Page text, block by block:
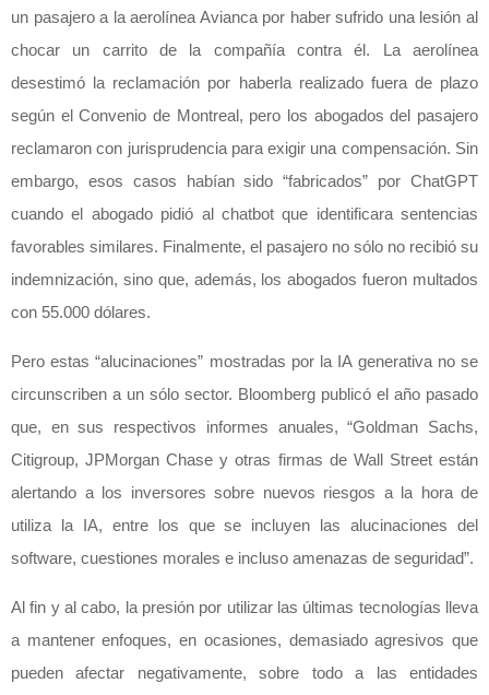
un pasajero a la aerolínea Avianca por haber sufrido una lesión al
chocar un carrito de la compañía contra él. La aerolínea
desestimó la reclamación por haberla realizado fuera de plazo
según el Convenio de Montreal, pero los abogados del pasajero
reclamaron con jurisprudencia para exigir una compensación. Sin
embargo, esos casos habían sido “fabricados” por ChatGPT
cuando el abogado pidió al chatbot que identificara sentencias
favorables similares. Finalmente, el pasajero no sólo no recibió su
indemnización, sino que, además, los abogados fueron multados
con 55.000 dólares.
Pero estas “alucinaciones” mostradas por la IA generativa no se
circunscriben a un sólo sector. Bloomberg publicó el año pasado
que, en sus respectivos informes anuales, “Goldman Sachs,
Citigroup, JPMorgan Chase y otras firmas de Wall Street están
alertando a los inversores sobre nuevos riesgos a la hora de
utiliza la IA, entre los que se incluyen las alucinaciones del
software, cuestiones morales e incluso amenazas de seguridad”.
Al fin y al cabo, la presión por utilizar las últimas tecnologías lleva
a mantener enfoques, en ocasiones, demasiado agresivos que
pueden afectar negativamente, sobre todo a las entidades